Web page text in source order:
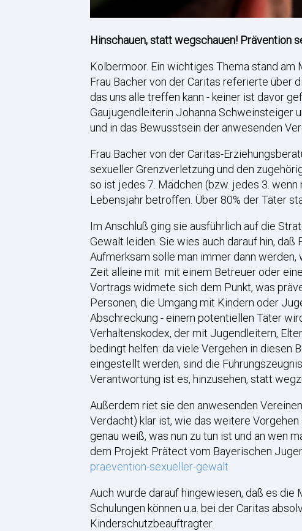
Hinschauen, statt wegschauen! Prävention
Kolbermoor. Ein wichtiges Thema stand
Frau Bacher von der Caritas referierte über
das uns alle treffen kann - keiner ist davor
Gaujugendleiterin Johanna Schweinsteiger
und in das Bewusstsein der anwesenden
Frau Bacher von der Caritas-
sexueller Grenzverletzung und den
so ist jedes 7. Mädchen (bzw. jedes 3.
Lebensjahr betroffen. Über 80% der Täter
Im Anschluß ging sie ausführlich auf die
Gewalt leiden. Sie wies auch darauf hin,
Aufmerksam solle man immer dann
Zeit alleine mit mit einem Betreuer oder
Vortrags widmete sich dem Punkt, was
Personen, die Umgang mit Kindern oder
Abschreckung - einem potentiellen Täter
Verhaltenskodex, der mit Jugendleitern,
bedingt helfen: da viele Vergehen in diesen
eingestellt werden, sind die
Verantwortung ist es, hinzusehen, statt
Außerdem riet sie den anwesenden
Verdacht) klar ist, wie das weitere
genau weiß, was nun zu tun ist und an wen
dem Projekt Prätect vom Bayerischen
praevention-sexueller-gewalt
Auch wurde darauf hingewiesen, daß es
Schulungen können u.a. bei der Caritas
Kinderschutzbeauftragter.